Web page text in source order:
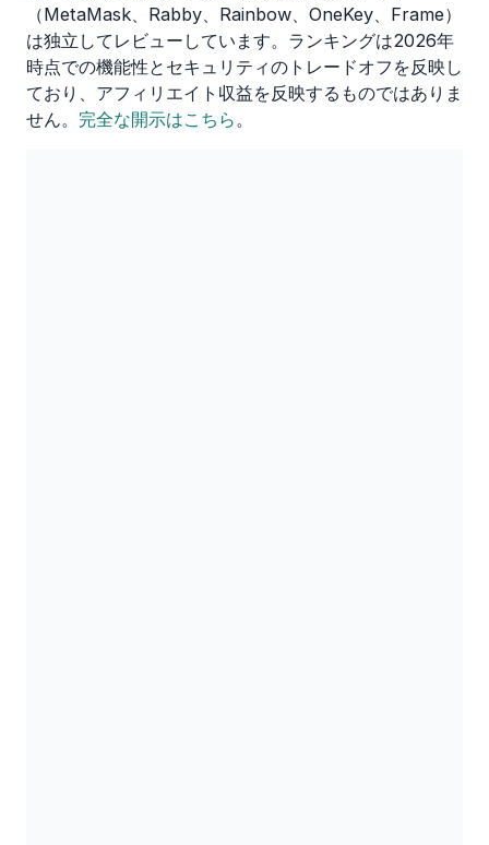
（MetaMask、Rabby、Rainbow、OneKey、Frame）
は独立してレビューしています。ランキングは2026年
時点での機能性とセキュリティのトレードオフを反映し
ており、アフィリエイト収益を反映するものではありま
せん。 完全な開示はこちら。